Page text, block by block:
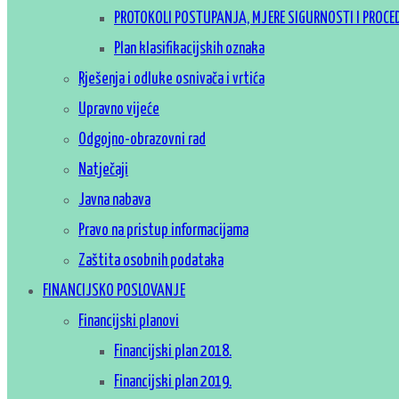
PROTOKOLI POSTUPANJA, MJERE SIGURNOSTI I
Plan klasifikacijskih oznaka
Rješenja i odluke osnivača i vrtića
Upravno vijeće
Odgojno-obrazovni rad
Natječaji
Javna nabava
Pravo na pristup informacijama
Zaštita osobnih podataka
FINANCIJSKO POSLOVANJE
Financijski planovi
Financijski plan 2018.
Financijski plan 2019.